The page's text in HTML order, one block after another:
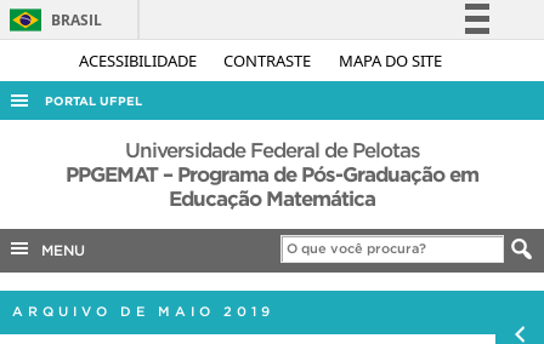
ACESSIBILIDADE CONTRASTE MAPA DO SITE
BRASIL
Simplifique!
Acesso à informação
Legislação
Canais
PORTAL UFPEL
ACESSO À INFORMAÇÃO
AUDITORIA
EDITAIS
Universidade Federal de Pelotas
PPGEMAT – Programa de Pós-Graduação em
Educação Matemática
MENU
ARQUIVO DE MAIO 2019